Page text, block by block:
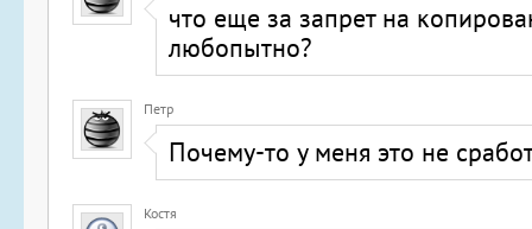
что еще за запрет на
любопытно?
Петр
Почему-то у меня это не
Костя